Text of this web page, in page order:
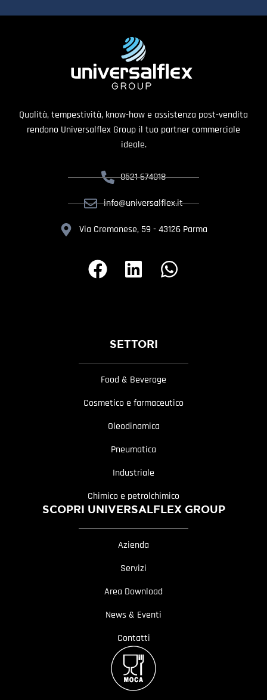
Qualità, tempestività, know-how e assistenza post-vendita
rendono Universalflex Group il tuo partner commerciale
ideale.
0521 674018
info@universalflex.it
Via Cremonese, 59 - 43126 Parma
SETTORI
Food & Beverage
Cosmetico e farmaceutico
Oleodinamica
Pneumatica
Industriale
Chimico e petrolchimico
SCOPRI UNIVERSALFLEX GROUP
Azienda
Servizi
Area Download
News & Eventi
Contatti